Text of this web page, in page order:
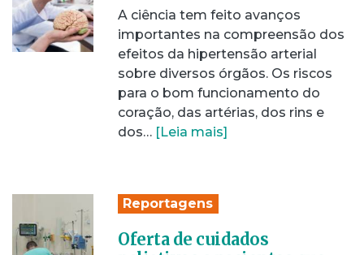
A ciência tem feito avanços
importantes na compreensão dos
efeitos da hipertensão arterial
sobre diversos órgãos. Os riscos
para o bom funcionamento do
coração, das artérias, dos rins e
dos… [Leia mais]
Reportagens
Oferta de cuidados